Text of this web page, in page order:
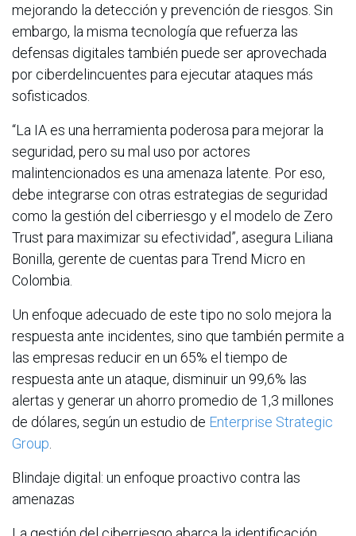
mejorando la detección y prevención de riesgos. Sin
embargo, la misma tecnología que refuerza las
defensas digitales también puede ser aprovechada
por ciberdelincuentes para ejecutar ataques más
sofisticados.
“La IA es una herramienta poderosa para mejorar la
seguridad, pero su mal uso por actores
malintencionados es una amenaza latente. Por eso,
debe integrarse con otras estrategias de seguridad
como la gestión del ciberriesgo y el modelo de Zero
Trust para maximizar su efectividad”, asegura Liliana
Bonilla, gerente de cuentas para Trend Micro en
Colombia.
Un enfoque adecuado de este tipo no solo mejora la
respuesta ante incidentes, sino que también permite a
las empresas reducir en un 65% el tiempo de
respuesta ante un ataque, disminuir un 99,6% las
alertas y generar un ahorro promedio de 1,3 millones
de dólares, según un estudio de Enterprise Strategic
Group
Blindaje digital: un enfoque proactivo contra las
amenazas